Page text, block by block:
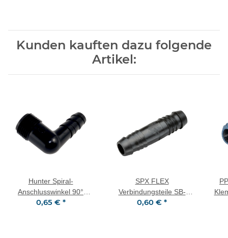
Kunden kauften dazu folgende
Artikel:
Hunter Spiral-
Anschlusswinkel 90°
HSBE-050 1/2"
0,65 € *
SPX FLEX
Verbindungsteile SB-
CPLG Muffe 2 x
0,60 € *